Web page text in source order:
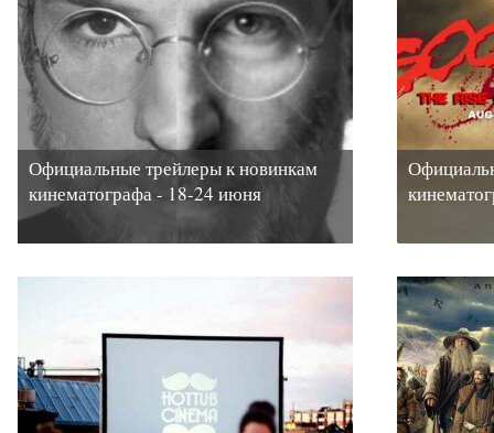
Официальные трейлеры к новинкам
кинематографа - 18-24 июня